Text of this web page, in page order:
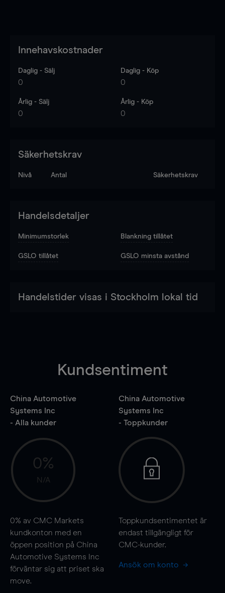
Innehavskostnader
Daglig - Sälj
0
Daglig - Köp
0
Årlig - Sälj
0
Årlig - Köp
0
Säkerhetskrav
Nivå Antal Säkerhetskrav
Handelsdetaljer
Minimumstorlek Blankning tillåtet
GSLO tillåtet GSLO minsta avstånd
Handelstider visas i Stockholm lokal tid
Kundsentiment
China Automotive
Systems Inc
- Alla kunder
0%
N/A
0% av CMC Markets
kundkonton med en
öppen position på China
Automotive Systems Inc
förväntar sig att priset ska
move.
China Automotive
Systems Inc
- Toppkunder
Toppkundsentimentet är
endast tillgängligt för
CMC-kunder.
Ansök om konto